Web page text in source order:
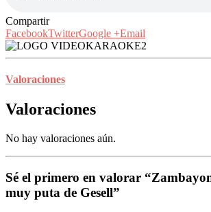
Compartir
FacebookTwitterGoogle +Email
Valoraciones
Valoraciones
No hay valoraciones aún.
Sé el primero en valorar
muy puta de Gesell”